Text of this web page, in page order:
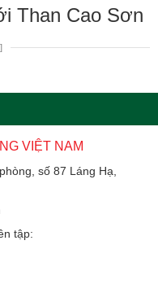
Than Cao Sơn
VIỆT NAM
số 87 Láng Hạ,
tập: